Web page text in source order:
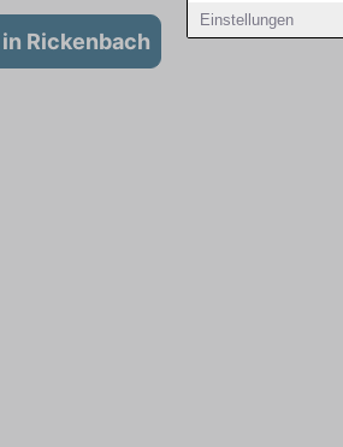
Einstellungen
Rickenbach